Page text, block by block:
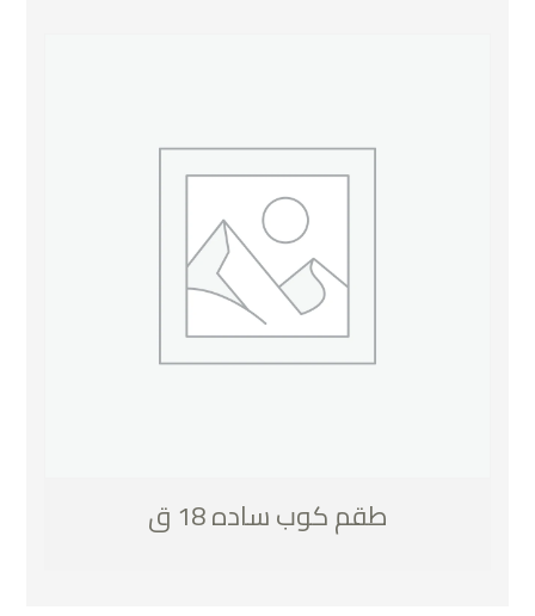
طقم كوب ساده 18 ق